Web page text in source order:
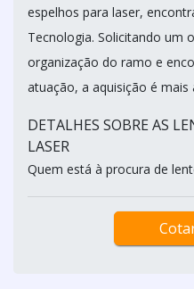
espelhos para laser,
Tecnologia. Solicitando um
organização do ramo e
atuação, a aquisição é mais
DETALHES SOBRE AS
LASER
Quem está à procura de